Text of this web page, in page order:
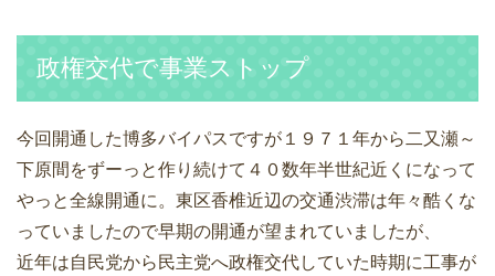
政権交代で事業ストップ
今回開通した博多バイパスですが１９７１年から二又瀬～
下原間をずーっと作り続けて４０数年半世紀近くになって
やっと全線開通に。東区香椎近辺の交通渋滞は年々酷くな
っていましたので早期の開通が望まれていましたが、
近年は自民党から民主党へ政権交代していた時期に工事が